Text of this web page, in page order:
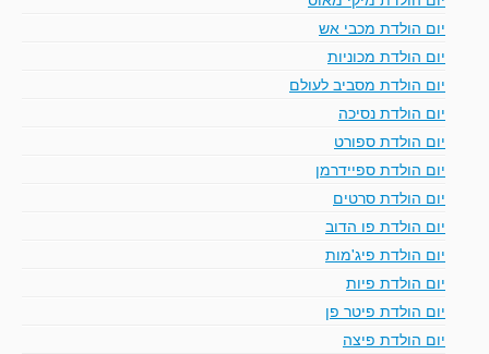
יום הולדת מכבי אש
יום הולדת מכוניות
יום הולדת מסביב לעולם
יום הולדת נסיכה
יום הולדת ספורט
יום הולדת ספיידרמן
יום הולדת סרטים
יום הולדת פו הדוב
יום הולדת פיג'מות
יום הולדת פיות
יום הולדת פיטר פן
יום הולדת פיצה